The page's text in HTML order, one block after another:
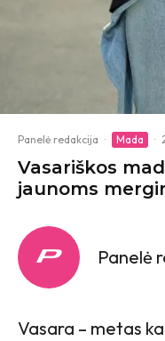
Panelė redakcija · Mada ·
Vasariškos
jaunoms
Panelė
Vasara – metas